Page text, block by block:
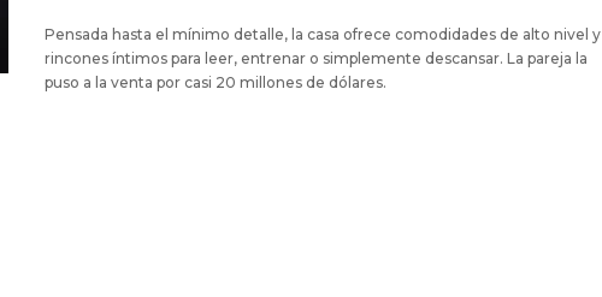
Pensada hasta el mínimo detalle, la casa ofrece comodidades de alto nivel y
rincones íntimos para leer, entrenar o simplemente descansar. La pareja la
puso a la venta por casi 20 millones de dólares.